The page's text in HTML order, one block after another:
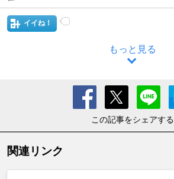
イイね！
もっと見る
この記事をシェアする
関連リンク